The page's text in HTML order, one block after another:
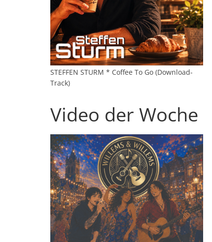
STEFFEN STURM * Coffee To Go (Download-
Track)
Video der Woche